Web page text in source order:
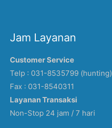
Jam Layanan
Customer Service
Telp : 031-8535799 (hunting)
Fax : 031-8540311
Layanan Transaksi
Non-Stop 24 jam / 7 hari